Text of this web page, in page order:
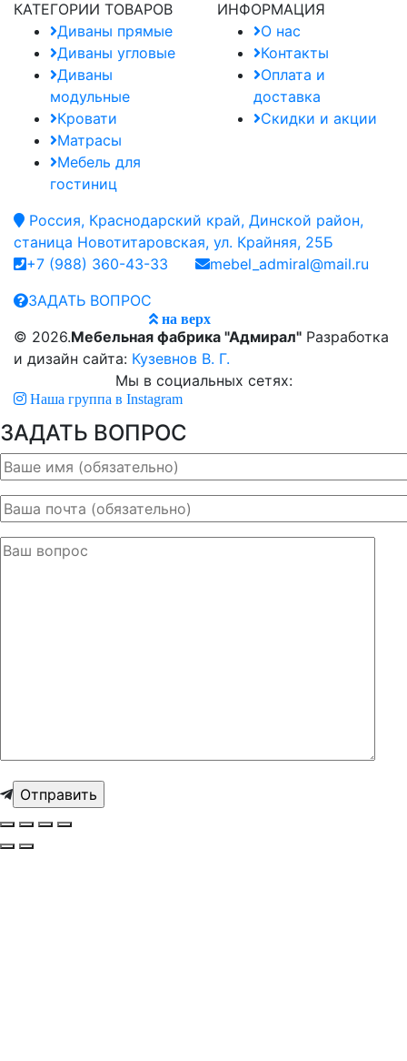
КАТЕГОРИИ ТОВАРОВ
Диваны прямые
Диваны угловые
Диваны
модульные
Кровати
Матрасы
Мебель для
гостиниц
ИНФОРМАЦИЯ
О нас
Контакты
Оплата и
доставка
Скидки и акции
Россия, Краснодарский край, Динской район,
станица Новотитаровская, ул. Крайняя, 25Б
+7 (988) 360-43-33
mebel_admiral@mail.ru
ЗАДАТЬ ВОПРОС
на верх
© 2026.Мебельная фабрика "Адмирал" Разработка
и дизайн сайта: Кузевнов В. Г.
Мы в социальных сетях:
Наша группа в Instagram
ЗАДАТЬ ВОПРОС